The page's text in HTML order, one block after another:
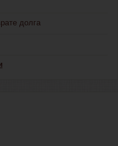
долга